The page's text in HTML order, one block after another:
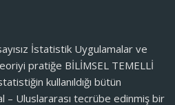
İstatistik Uygulamalar ve
pratiğe BİLİMSEL TEMELLİ
kullanıldığı bütün
– Uluslararası tecrübe edinmiş bir